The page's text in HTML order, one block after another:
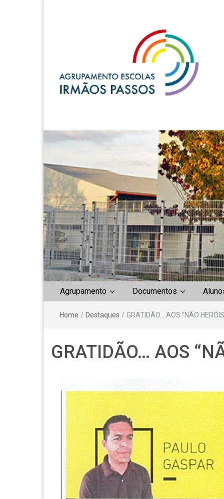
Agrupamento Documentos
Home / Destaques / GRATIDÃO… AOS “NÃO
GRATIDÃO… AOS